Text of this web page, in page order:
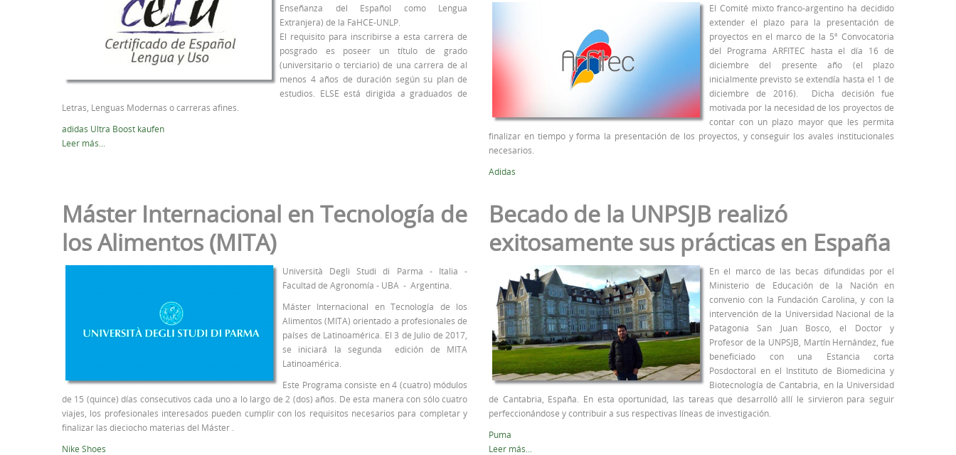
Enseñanza del Español como Lengua
Extranjera) de la FaHCE-UNLP.
El requisito para inscribirse a esta carrera de
posgrado es poseer un título de grado
(universitario o terciario) de una carrera de al
menos 4 años de duración según su plan de
estudios. ELSE está dirigida a graduados de
Letras, Lenguas Modernas o carreras afines.
adidas Ultra Boost kaufen
Leer más...
El Comité mixto franco-argentino ha decidido
extender el plazo para la presentación de
proyectos en el marco de la 5º Convocatoria
del Programa ARFITEC hasta el día 16 de
diciembre del presente año (el plazo
inicialmente previsto se extendía hasta el 1 de
diciembre de 2016). Dicha decisión fue
motivada por la necesidad de los proyectos de
contar con un plazo mayor que les permita
finalizar en tiempo y forma la presentación de los proyectos, y conseguir los avales institucionales
necesarios.
Adidas
Máster Internacional en Tecnología de
los Alimentos (MITA)
Università Degli Studi di Parma - Italia -
Facultad de Agronomía - UBA - Argentina.
Máster Internacional en Tecnología de los
Alimentos (MITA) orientado a profesionales de
países de Latinoamérica. El 3 de Julio de 2017,
se iniciará la segunda edición de MITA
Latinoamérica.
Este Programa consiste en 4 (cuatro) módulos
de 15 (quince) días consecutivos cada uno a lo largo de 2 (dos) años. De esta manera con sólo cuatro
viajes, los profesionales interesados pueden cumplir con los requisitos necesarios para completar y
finalizar las dieciocho materias del Máster .
Nike Shoes
Becado de la UNPSJB realizó
exitosamente sus prácticas en España
En el marco de las becas difundidas por el
Ministerio de Educación de la Nación en
convenio con la Fundación Carolina, y con la
intervención de la Universidad Nacional de la
Patagonia San Juan Bosco, el Doctor y
Profesor de la UNPSJB, Martín Hernández, fue
beneficiado con una Estancia corta
Posdoctoral en el Instituto de Biomedicina y
Biotecnología de Cantabria, en la Universidad
de Cantabria, España. En esta oportunidad, las tareas que desarrolló allí le sirvieron para seguir
perfeccionándose y contribuir a sus respectivas líneas de investigación.
Puma
Leer más...